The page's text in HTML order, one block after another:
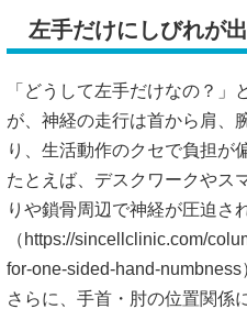
左手だけにしびれが
「どうして左手だけなの？
が、神経の走行は首から肩、
り、生活動作のクセで負担が
たとえば、デスクワークやス
りや鎖骨周辺で神経が圧迫さ
（ https://sincellclinic.com/
for-one-sided-hand-numbness
さらに、手首・肘の位置関係